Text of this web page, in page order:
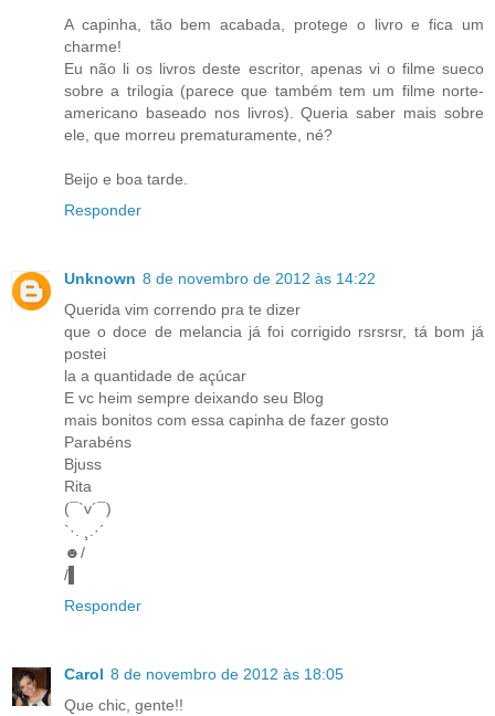
A capinha, tão bem acabada, protege o livro e fica um
charme!
Eu não li os livros deste escritor, apenas vi o filme sueco
sobre a trilogia (parece que também tem um filme norte-
americano baseado nos livros). Queria saber mais sobre
ele, que morreu prematuramente, né?
Beijo e boa tarde.
Responder
Unknown 8 de novembro de 2012 às 14:22
Querida vim correndo pra te dizer
que o doce de melancia já foi corrigido rsrsrsr, tá bom já
postei
la a quantidade de açúcar
E vc heim sempre deixando seu Blog
mais bonitos com essa capinha de fazer gosto
Parabéns
Bjuss
Rita
‎(¯`v´¯)
`·. ¸.·´
☻/
/▌
Responder
Carol 8 de novembro de 2012 às 18:05
Que chic, gente!!